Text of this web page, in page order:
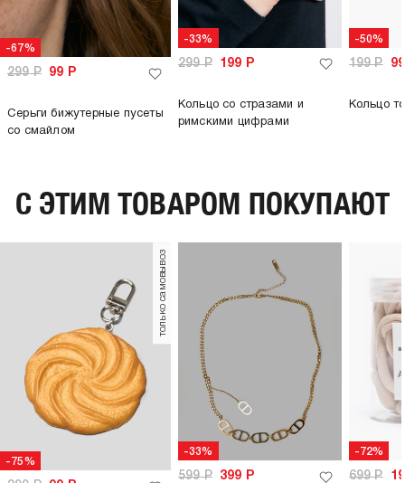
-67%
299Р 99 Р
Серьги бижутерные пусеты
со смайлом
-33%
299Р 199 Р
Кольцо со стразами и
римскими цифрами
-50%
199Р 99
Кольцо
C ЭТИМ ТОВАРОМ ПОКУПАЮТ
-75%
только самовывоз
-33%
599Р 399 Р
-72%
699Р